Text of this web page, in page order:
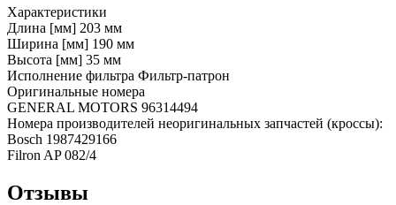
Характеристики
Длина [мм] 203 мм
Ширина [мм] 190 мм
Высота [мм] 35 мм
Исполнение фильтра Фильтр-патрон
Оригинальные номера
GENERAL MOTORS 96314494
Номера производителей неоригинальных запчастей (кроссы):
Bosch 1987429166
Filron AP 082/4
Отзывы